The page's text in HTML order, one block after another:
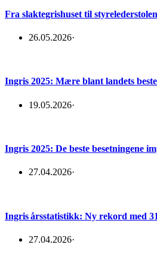
Fra slaktegrishuset til styrelederstolen
26.05.2026·
Ingris 2025: Mære blant landets
19.05.2026·
Ingris 2025: De beste besetningene
27.04.2026·
Ingris årsstatistikk: Ny rekord med
27.04.2026·